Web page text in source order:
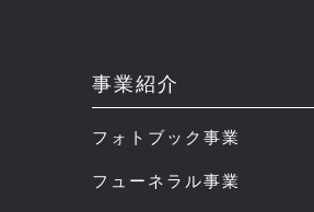
事業紹介
フォトブック事業
フューネラル事業